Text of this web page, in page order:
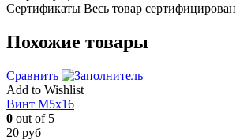
Сертификаты Весь товар сертифицирован
Похожие товары
Сравнить
Add to Wishlist
Винт M5x16
0 out of 5
20 руб